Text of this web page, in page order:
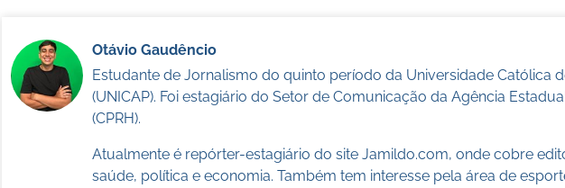
Otávio Gaudêncio
Estudante de Jornalismo do quinto período da Universidade Católica
(UNICAP). Foi estagiário do Setor de Comunicação da Agência
(CPRH).
Atualmente é repórter-estagiário do site Jamildo.com, onde cobre
saúde, política e economia. Também tem interesse pela área de